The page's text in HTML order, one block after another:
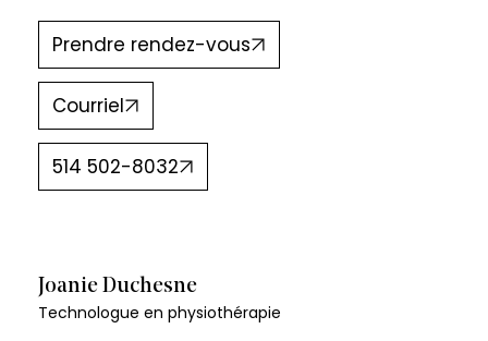
Prendre rendez-vous
Courriel
514 502-8032
Joanie Duchesne
Technologue en physiothérapie